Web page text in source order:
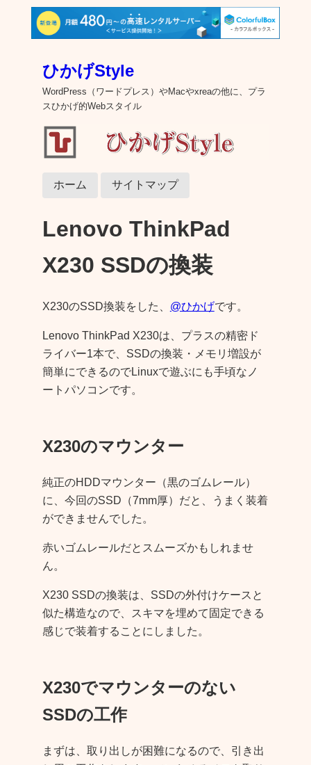
ひかげStyle
WordPress（ワードプレス）やMacやxreaの他に、プラ
スひかげ的Webスタイル
ホーム サイトマップ
Lenovo ThinkPad
X230 SSDの換装
X230のSSD換装をした、 @ひかげです。
Lenovo ThinkPad X230は、プラスの精密ド
ライバー1本で、SSDの換装・メモリ増設が
簡単にできるのでLinuxで遊ぶにも手頃なノ
ートパソコンです。
X230のマウンター
純正のHDDマウンター（黒のゴムレール）
に、今回のSSD（7mm厚）だと、うまく装着
ができませんでした。
赤いゴムレールだとスムーズかもしれませ
ん。
X230 SSDの換装は、SSDの外付けケースと
似た構造なので、スキマを埋めて固定できる
感じで装着することにしました。
X230でマウンターのない
SSDの工作
まずは、取り出しが困難になるので、引き出